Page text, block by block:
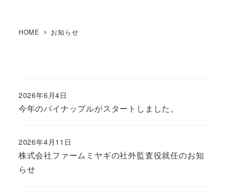
HOME お知らせ
今年のパイナップルがスタートしました。
投稿日
2026年6月4日
株式会社ファームミヤギの社外監査役就任のお知
らせ
投稿日
2026年4月11日